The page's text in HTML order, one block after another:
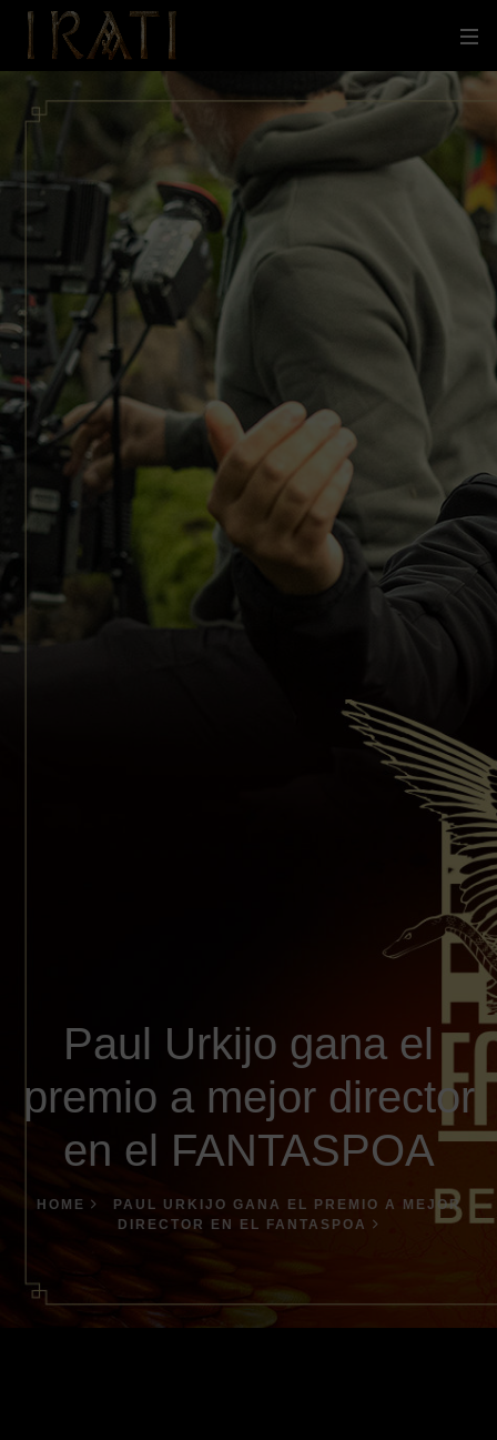
Paul Urkijo gana el
premio a mejor director
en el FANTASPOA
HOME
PAUL URKIJO GANA EL PREMIO A MEJOR
DIRECTOR EN EL FANTASPOA